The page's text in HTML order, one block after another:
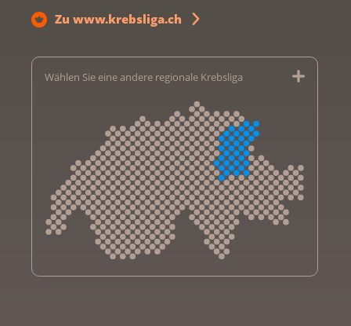
Zu www.krebsliga.ch
Wählen Sie eine andere regionale Krebsliga